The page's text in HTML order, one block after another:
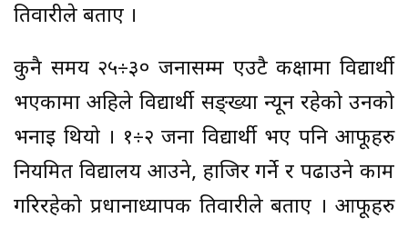
तिवारीले बताए ।
कुनै समय २५÷३० जनासम्म एउटै कक्षामा विद्यार्थी
भएकामा अहिले विद्यार्थी सङ्ख्या न्यून रहेको उनको
भनाइ थियो । १÷२ जना विद्यार्थी भए पनि आफूहरु
नियमित विद्यालय आउने, हाजिर गर्ने र पढाउने काम
गरिरहेको प्रधानाध्यापक तिवारीले बताए । आफूहरु